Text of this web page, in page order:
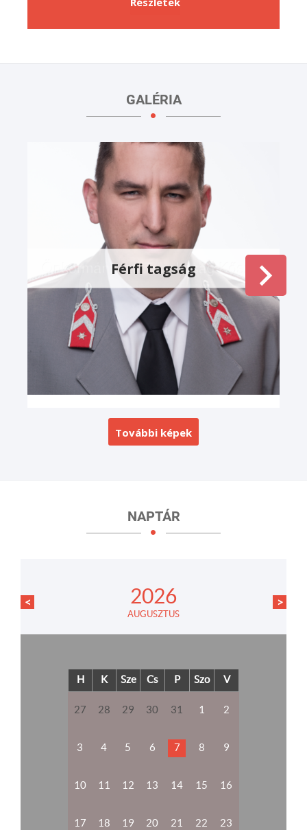
GALÉRIA
Férfi tagság
További képek
NAPTÁR
< >
2026
AUGUSZTUS
H K Sze Cs P Szo V
27 28 29 30 31 1 2
3 4 5 6 7 8 9
10 11 12 13 14 15 16
17 18 19 20 21 22 23